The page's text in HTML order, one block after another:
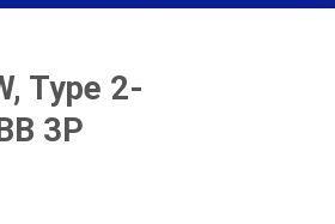
Type 2-
3P